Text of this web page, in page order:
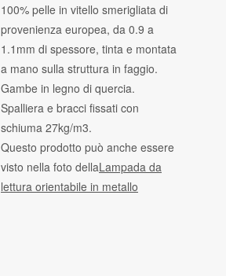
100% pelle in vitello smerigliata di
provenienza europea, da 0.9 a
1.1mm di spessore, tinta e montata
a mano sulla struttura in faggio.
Gambe in legno di quercia.
Spalliera e bracci fissati con
schiuma 27kg/m3.
Questo prodotto può anche essere
visto nella foto dellaLampada da
lettura orientabile in metallo